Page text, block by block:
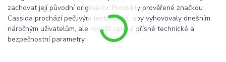
zachovat její původní originalitu. Produkty prověřené značkou
Cassida prochází pečlivým testováním, aby vyhovovaly dnešním
náročným uživatelům, ale rovněž splňují přísné technické a
bezpečnostní parametry.